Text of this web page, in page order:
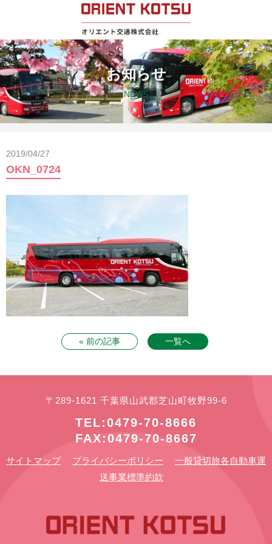
お知らせ
NEWS
2019/04/27
OKN_0724
« 前の記事 一覧へ
〒289-1621 千葉県山武郡芝山町牧野99-6
TEL:0479-70-8666
FAX:0479-70-8667
サイトマップ プライバシーポリシー
一般貸切旅各自動車運
送事業標準約款